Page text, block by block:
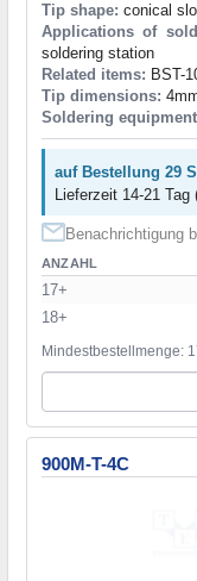
Tip shape: conical
Applications of
soldering station
Related items: BST-
Tip dimensions:
Soldering
auf Bestellung 29
Lieferzeit 14-21 Tag
Benachrichtigung
ANZAHL
17+
18+
Mindestbestellmenge:
900M-T-4C